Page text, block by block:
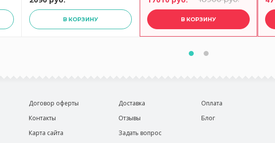
В КОРЗИНУ В КОРЗИНУ
Договор оферты
Контакты
Карта сайта
Доставка
Отзывы
Задать вопрос
Оплата
Блог